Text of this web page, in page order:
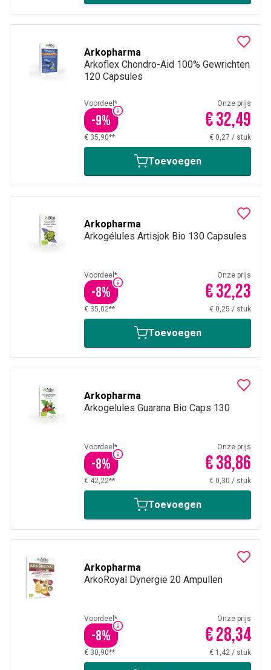
Arkopharma
Arkoflex Chondro-Aid 100% Gewrichten
120 Capsules
Voordeel*
-9%
Onze prijs
€ 32,49
€ 35,90** € 0,27 / stuk
Toevoegen
Arkopharma
Arkogélules Artisjok Bio 130 Capsules
Voordeel*
-8%
Onze prijs
€ 32,23
€ 35,02** € 0,25 / stuk
Toevoegen
Arkopharma
Arkogelules Guarana Bio Caps 130
Voordeel*
-8%
Onze prijs
€ 38,86
€ 42,22** € 0,30 / stuk
Toevoegen
Arkopharma
ArkoRoyal Dynergie 20 Ampullen
Voordeel*
-8%
Onze prijs
€ 28,34
€ 30,90** € 1,42 / stuk